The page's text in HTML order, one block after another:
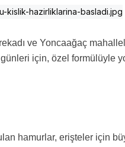
ve Yoncaağaç
günleri için, özel formülüyle
hamurlar, erişteler için